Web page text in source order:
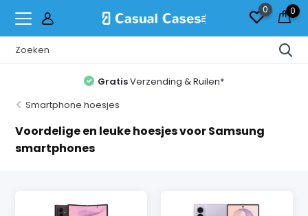
0 0
GratisVerzending & Ruilen*
Smartphone hoesjes
Voordelige en leuke hoesjes voor Samsung
smartphones